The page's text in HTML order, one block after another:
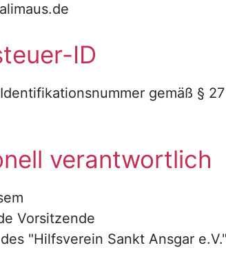
ID
gemäß §
verantwortlich
Vorsitzende
"Hilfsverein Sankt Ansgar